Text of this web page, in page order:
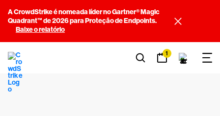
A CrowdStrike é nomeada líder no Gartner® Magic
Quadrant™ de 2026 para Proteção de Endpoints.
Baixe o relatório
1